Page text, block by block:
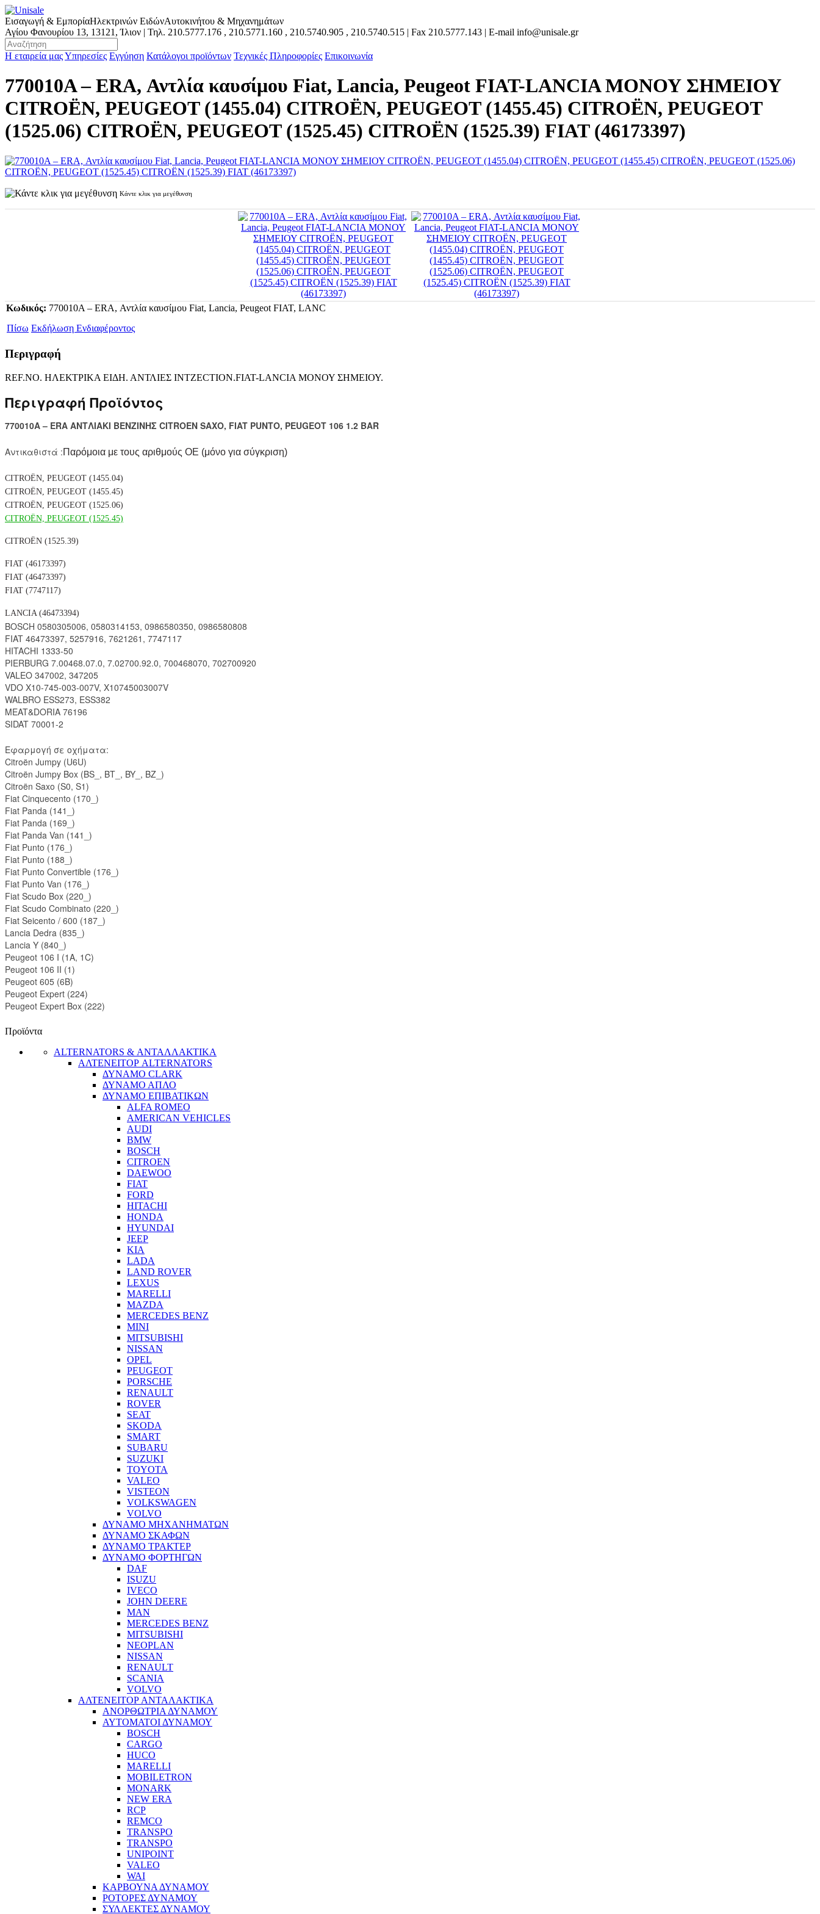
Εισαγωγή & ΕμπορίαΗλεκτρινών ΕιδώνΑυτοκινήτου & Μηχανημάτων
Αγίου Φανουρίου 13, 13121, Ίλιον | Τηλ. 210.5777.176 , 210.5771.160 , 210.5740.905 , 210.5740.515 | Fax 210.5777.143 | E-mail info@unisale.gr
Η εταιρεία μαςΥπηρεσίες Εγγύηση Κατάλογοι προϊόντων Τεχνικές Πληροφορίες Επικοινωνία
770010A – ERA, Αντλία καυσίμου Fiat, Lancia, Peugeot FIAT-LANCIA ΜΟΝΟΥ ΣΗΜΕΙΟΥ
CITROËN, PEUGEOT (1455.04) CITROËN, PEUGEOT (1455.45) CITROËN, PEUGEOT
(1525.06) CITROËN, PEUGEOT (1525.45) CITROËN (1525.39) FIAT (46173397)
Κάντε κλικ για μεγέθυνση
Κωδικός: 770010A – ERA, Αντλία καυσίμου Fiat, Lancia, Peugeot FIAT, LANC
Πίσω Εκδήλωση Ενδιαφέροντος
Περιγραφή
REF.NO. ΗΛΕΚΤΡΙΚΑ ΕΙΔΗ. ΑΝΤΛΙΕΣ INTZECTION.FIAT-LANCIA ΜΟΝΟΥ ΣΗΜΕΙΟΥ.
Περιγραφή Προϊόντος
770010A – ERA ΑΝΤΛΙΑΚΙ ΒΕΝΖΙΝΗΣ CITROEN SAXO, FIAT PUNTO, PEUGEOT 106 1.2 BAR
Αντικαθιστά :Παρόμοια με τους αριθμούς ΟΕ (μόνο για σύγκριση)
CITROËN, PEUGEOT (1455.04)
CITROËN, PEUGEOT (1455.45)
CITROËN, PEUGEOT (1525.06)
CITROËN, PEUGEOT (1525.45)
CITROËN (1525.39)
FIAT (46173397)
FIAT (46473397)
FIAT (7747117)
LANCIA (46473394)
BOSCH 0580305006, 0580314153, 0986580350, 0986580808
FIAT 46473397, 5257916, 7621261, 7747117
HITACHI 1333-50
PIERBURG 7.00468.07.0, 7.02700.92.0, 700468070, 702700920
VALEO 347002, 347205
VDO X10-745-003-007V, X10745003007V
WALBRO ESS273, ESS382
MEAT&DORIA 76196
SIDAT 70001-2
Εφαρμογή σε οχήματα:
Citroën Jumpy (U6U)
Citroën Jumpy Box (BS_, BT_, BY_, BZ_)
Citroën Saxo (S0, S1)
Fiat Cinquecento (170_)
Fiat Panda (141_)
Fiat Panda (169_)
Fiat Panda Van (141_)
Fiat Punto (176_)
Fiat Punto (188_)
Fiat Punto Convertible (176_)
Fiat Punto Van (176_)
Fiat Scudo Box (220_)
Fiat Scudo Combinato (220_)
Fiat Seicento / 600 (187_)
Lancia Dedra (835_)
Lancia Y (840_)
Peugeot 106 I (1A, 1C)
Peugeot 106 II (1)
Peugeot 605 (6B)
Peugeot Expert (224)
Peugeot Expert Box (222)
Προϊόντα
ALTERNATORS & ΑΝΤΑΛΛΑΚΤΙΚΑ
ΑΛΤΕΝΕΙΤΟΡ ALTERNATORS
ΔΥΝΑΜΟ CLARK
ΔΥΝΑΜΟ ΑΠΛΟ
ΔΥΝΑΜΟ ΕΠΙΒΑΤΙΚΩΝ
ALFA ROMEO
AMERICAN VEHICLES
AUDI
BMW
BOSCH
CITROEN
DAEWOO
FIAT
FORD
HITACHI
HONDA
HYUNDAI
JEEP
KIA
LADA
LAND ROVER
LEXUS
MARELLI
MAZDA
MERCEDES BENZ
MINI
MITSUBISHI
NISSAN
OPEL
PEUGEOT
PORSCHE
RENAULT
ROVER
SEAT
SKODA
SMART
SUBARU
SUZUKI
TOYOTA
VALEO
VISTEON
VOLKSWAGEN
VOLVO
ΔΥΝΑΜΟ ΜΗΧΑΝΗΜΑΤΩΝ
ΔΥΝΑΜΟ ΣΚΑΦΩΝ
ΔΥΝΑΜΟ ΤΡΑΚΤΕΡ
ΔΥΝΑΜΟ ΦΟΡΤΗΓΩΝ
DAF
ISUZU
IVECO
JOHN DEERE
MAN
MERCEDES BENZ
MITSUBISHI
NEOPLAN
NISSAN
RENAULT
SCANIA
VOLVO
ΑΛΤΕΝΕΙΤΟΡ ΑΝΤΑΛΑΚΤΙΚΑ
ΑΝΟΡΘΩΤΡΙΑ ΔΥΝΑΜΟΥ
ΑΥΤΟΜΑΤΟΙ ΔΥΝΑΜΟΥ
BOSCH
CARGO
HUCO
MARELLI
MOBILETRON
MONARK
NEW ERA
RCP
REMCO
TRANSPO
TRANSPO
UNIPOINT
VALEO
WAI
ΚΑΡΒΟΥΝΑ ΔΥΝΑΜΟΥ
ΡΟΤΟΡΕΣ ΔΥΝΑΜΟΥ
ΣΥΛΛΕΚΤΕΣ ΔΥΝΑΜΟΥ